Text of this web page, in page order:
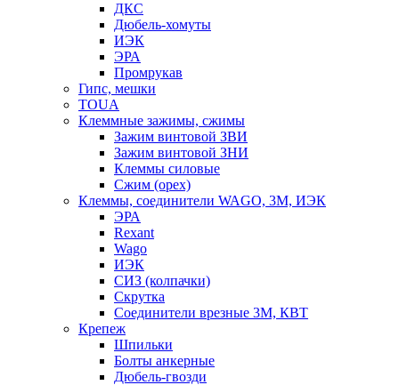
ДКС
Дюбель-хомуты
ИЭК
ЭРА
Промрукав
Гипс, мешки
TOUA
Клеммные зажимы, сжимы
Зажим винтовой ЗВИ
Зажим винтовой ЗНИ
Клеммы силовые
Сжим (орех)
Клеммы, соединители WAGO, 3M, ИЭК
ЭРА
Rexant
Wago
ИЭК
СИЗ (колпачки)
Скрутка
Соединители врезные 3M, КВТ
Крепеж
Шпильки
Болты анкерные
Дюбель-гвозди